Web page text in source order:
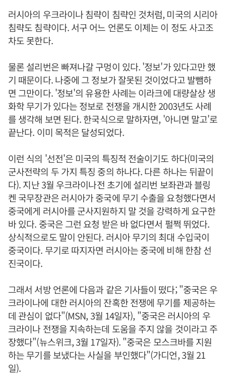
러시아의 우크라이나 침략이 침략인 것처럼, 미국의 시리아
침략도 침략이다. 서구 어느 언론도 이제는 이 정도 사고조
차도 못한다.
물론 설리번은 빠져나갈 구멍이 있다. '정보'가 있다고만 했
기 때문이다. 나중에 그 정보가 잘못된 것이었다고 발뺌하
면 그만이다. '정보'의 유용한 사례는 이라크에 대량살상 생
화학 무기가 있다는 정보로 전쟁을 개시한 2003년도 사례
를 생각해 보면 된다. 한국식으로 말하자면, '아니면 말고'로
끝난다. 이미 목적은 달성되었다.
이런 식의 '선전'은 미국의 특징적 전술이기도 하다(미국의
군사전략의 두 가지 특징 중의 하나다. 다른 하나는 뒤끝이
다). 지난 3월 우크라이나전 초기에 설리번 보좌관과 블링
켄 국무장관은 러시아가 중국에 무기 수출을 요청했다면서
중국에게 러시아를 군사지원하지 말 것을 강력하게 요구한
바 있다. 중국은 그런 요청 받은 바 없다면서 펄쩍 뛰었다.
상식적으로도 말이 안된다. 러시아 무기의 최대 수입국이
중국이다. 무기로 따지자면 러시아는 중국에 비해 한참 선
진국이다.
그래서 서방 언론에 다음과 같은 기사들이 떴다; "중국은 우
크라이나에 대한 러시아의 잔혹한 전쟁에 무기를 제공하는
데 관심이 없다"(MSN, 3월 14일자), "중국은 러시아의 우
크라이나 전쟁을 지속하는데 도움을 주지 않을 것이라고 주
장했다"(뉴스위크, 3월 17일자). "중국은 모스크바를 지원
하는 무기를 보냈다는 사실을 부인했다"(가디언, 3월 21
일).